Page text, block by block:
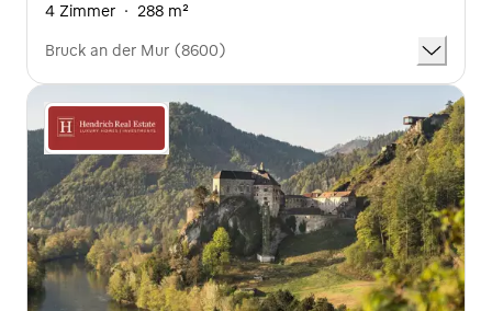
4 Zimmer · 288 m²
Bruck an der Mur (8600)